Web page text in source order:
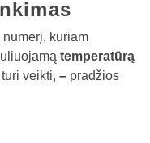
kuriam
temperatūrą
veikti, – pradžios